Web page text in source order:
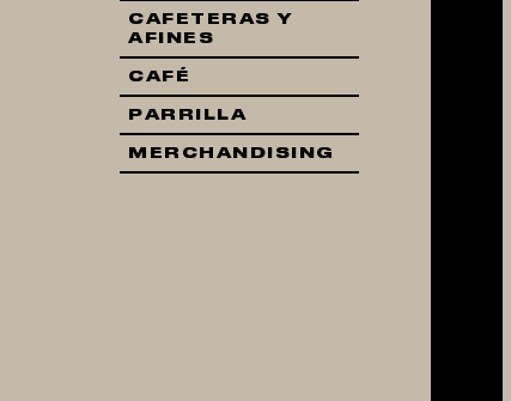
CAFETERAS Y
AFINES
CAFÉ
PARRILLA
MERCHANDISING